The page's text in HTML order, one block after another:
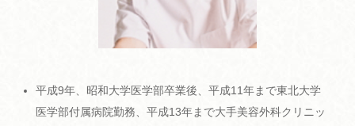
平成9年、昭和大学医学部卒業後、平成11年まで東北大学
医学部付属病院勤務、平成13年まで大手美容外科クリニッ